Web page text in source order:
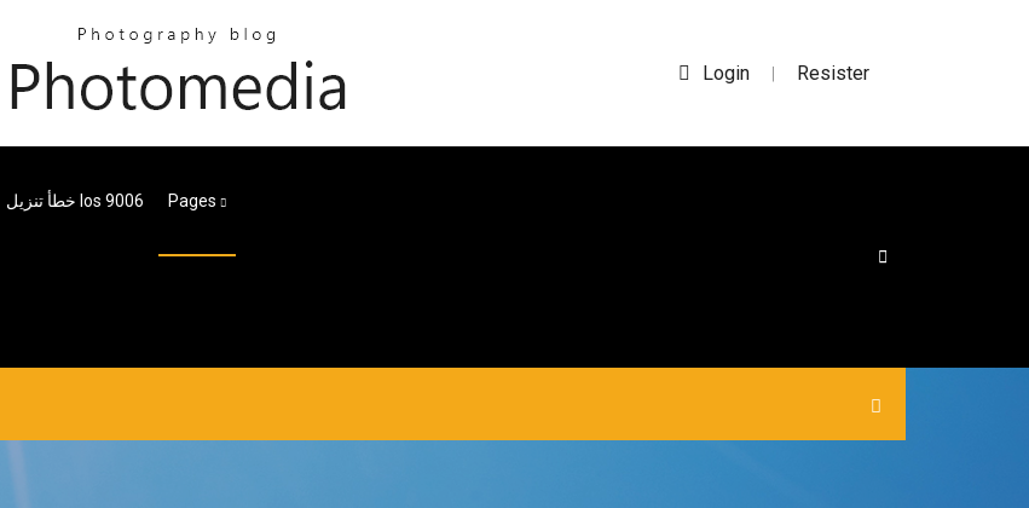
Login | Resister
خطأ تنزيل Ios 9006 Pages